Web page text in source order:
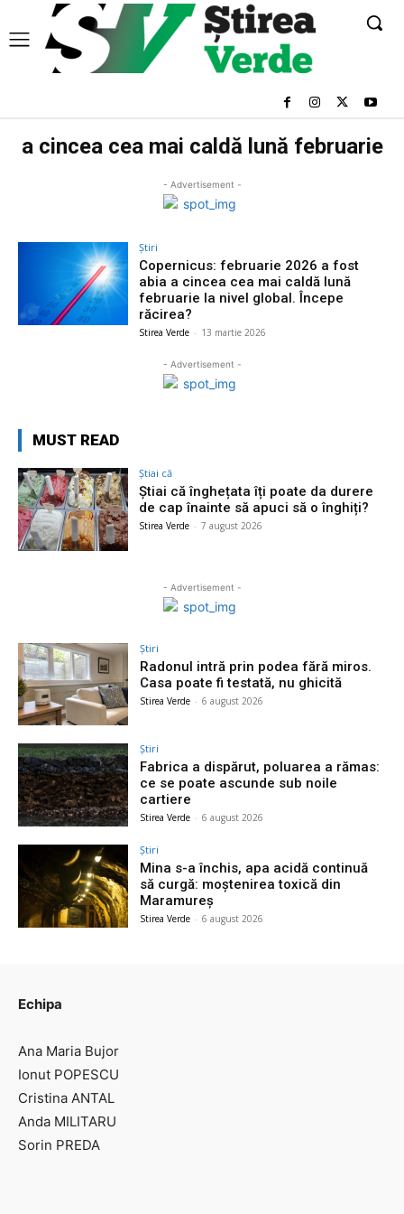
a cincea cea mai caldă lună februarie
- Advertisement -
Știri
Copernicus: februarie 2026 a fost
abia a cincea cea mai caldă lună
februarie la nivel global. Începe
răcirea?
Stirea Verde - 13 martie 2026
- Advertisement -
MUST READ
Știai că
Știai că înghețata îți poate da durere
de cap înainte să apuci să o înghiți?
Stirea Verde - 7 august 2026
- Advertisement -
Știri
Radonul intră prin podea fără miros.
Casa poate fi testată, nu ghicită
Stirea Verde - 6 august 2026
Știri
Fabrica a dispărut, poluarea a rămas:
ce se poate ascunde sub noile
cartiere
Stirea Verde - 6 august 2026
Știri
Mina s-a închis, apa acidă continuă
să curgă: moștenirea toxică din
Maramureș
Stirea Verde - 6 august 2026
Echipa
Ana Maria Bujor
Ionut POPESCU
Cristina ANTAL
Anda MILITARU
Sorin PREDA